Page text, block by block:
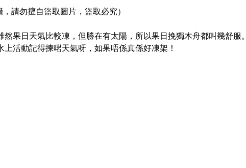
，請勿擅自盜取圖片，盜取必究）
然果日天氣比較凍，但勝在有太陽，所以果日挽獨木舟都叫幾舒服。
活動記得揀啱天氣呀，如果唔係真係好凍架！